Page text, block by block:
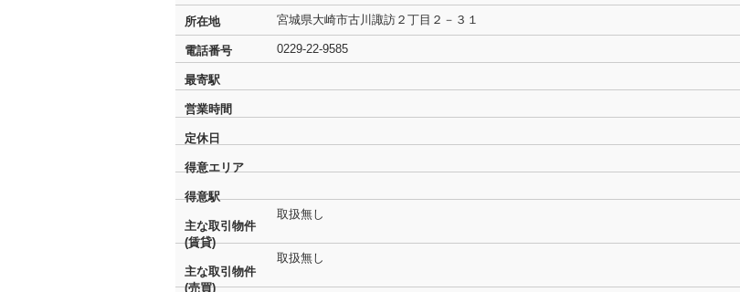
所在地 宮城県大崎市古川諏訪２丁目２－３１
電話番号 0229-22-9585
最寄駅
営業時間
定休日
得意エリア
得意駅
主な取引物件
(賃貸)
取扱無し
主な取引物件
(売買)
取扱無し